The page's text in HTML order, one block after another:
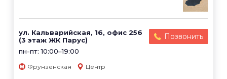
ул. Кальварийская, 16, офис 256
(3 этаж ЖК Парус)
пн-пт: 10:00–19:00
Позвонить
Фрунзенская Центр